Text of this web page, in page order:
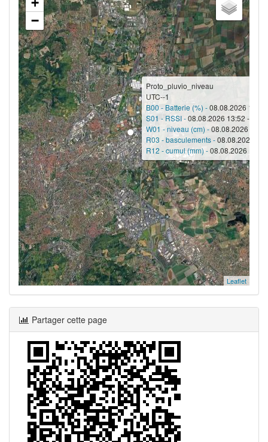
Proto_pluvio_niveau
UTC--1
B00 - Batterie (%) -08.08.2026
S01 - RSSI -08.08.2026 13:52 - -101
W01 - niveau (cm) -08.08.2026
R03 - basculements -08.08.2026
R12 - cumul (mm) -08.08.2026
−
Leaflet
Partager cette page